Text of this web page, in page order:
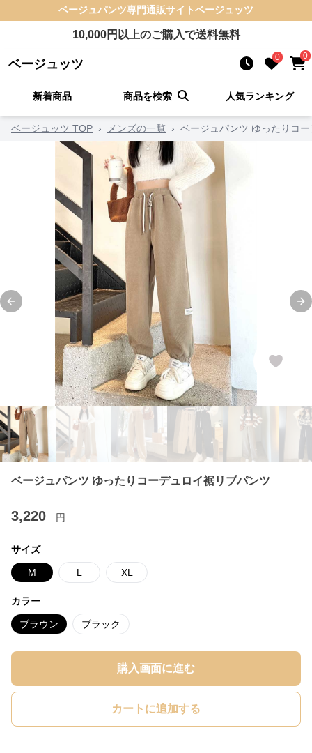
ベージュパンツ専門通販サイトベージュッツ
10,000円以上のご購入で送料無料
ベージュッツ 0 0
新着商品 商品を検索 人気ランキング
ベージュッツ TOP › メンズの一覧 › ベージュパンツ ゆったりコ
Previous slide
ベージュパンツ ゆったりコーデュロイ裾リブパンツ
3,220 円
サイズ
M L XL
カラー
ブラウン ブラック
購入画面に進む
カートに追加する